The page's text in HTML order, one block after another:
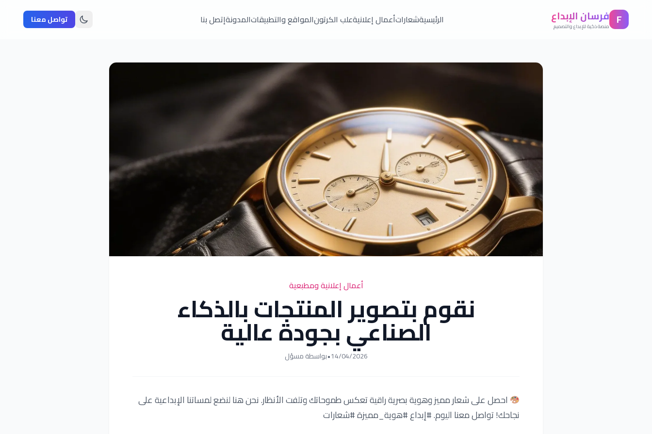
F فرسان الإبداع
منصة ذكية للإبداع والتصميم الرئيسيةشعاراتأعمال إعلانيةعلب الكرتونالمواقع والتطبيقاتالمدونةإتصل بنا تواصل معنا
أعمال إعلانية ومطبعية
نقوم بتصوير المنتجات بالذكاء
الصناعي بجودة عالية
14/04/2026
•بواسطة مسؤل
احصل على شعار مميز وهوية بصرية راقية تعكس طموحاتك وتلفت الأنظار. نحن هنا لنضع لمساتنا الإبداعية على
نجاحك! تواصل معنا اليوم. #إبداع #هوية_مميزة #شعارات